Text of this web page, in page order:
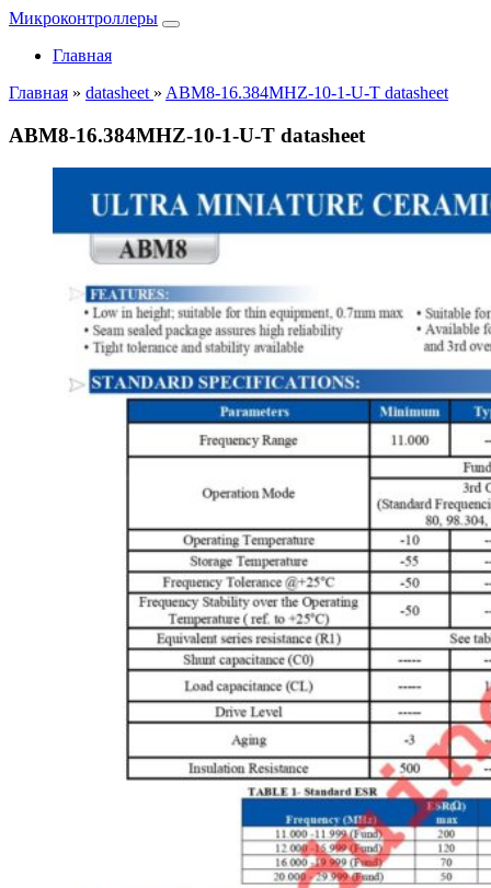
Микроконтроллеры
Главная
Главная » datasheet » ABM8-16.384MHZ-10-1-U-T datasheet
ABM8-16.384MHZ-10-1-U-T datasheet